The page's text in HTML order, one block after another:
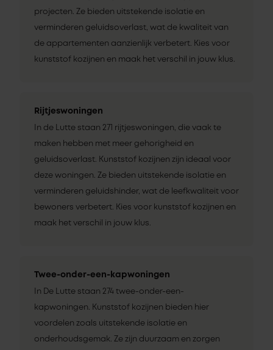
projecten. Ze bieden uitstekende isolatie en
verminderen geluidsoverlast, wat de kwaliteit van
de appartementen aanzienlijk verbetert. Kies voor
kunststof kozijnen en maak het verschil in jouw klus.
Rijtjeswoningen
In de Lutte staan 271 rijtjeswoningen, die vaak te
maken hebben met meer gehorigheid en
geluidsoverlast. Kunststof kozijnen zijn ideaal voor
deze woningen. Ze bieden uitstekende isolatie en
verminderen geluidshinder, wat de leefkwaliteit voor
bewoners verbetert. Kies voor kunststof kozijnen en
maak het verschil in jouw klus.
Twee-onder-een-kapwoningen
In De Lutte staan 274 twee-onder-een-
kapwoningen. Kunststof kozijnen bieden hier
voordelen zoals uitstekende isolatie en
onderhoudsgemak. Ze zijn duurzaam en zorgen